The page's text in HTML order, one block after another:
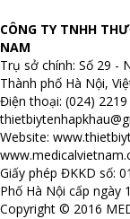
CÔNG TY TNHH
NAM
Trụ sở chính: Số 29 -
Thành phố Hà Nội,
Điện thoại: (024)
Website:
Giấy phép ĐKKD số:
Phố Hà Nội cấp ngày
Copyright © 2016